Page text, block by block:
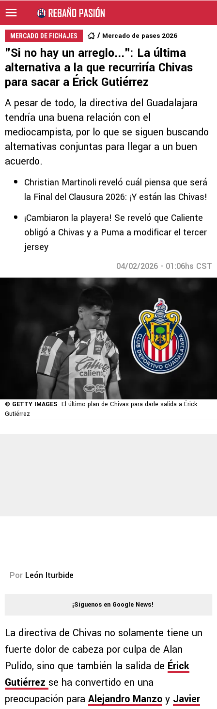
MERCADO DE FICHAJES Mercado de pases 2026
"Si no hay un arreglo...": La última
alternativa a la que recurriría Chivas
para sacar a Érick Gutiérrez
A pesar de todo, la directiva del Guadalajara
tendría una buena relación con el
mediocampista, por lo que se siguen buscando
alternativas conjuntas para llegar a un buen
acuerdo.
Christian Martinoli reveló cuál piensa que será
la Final del Clausura 2026: ¡Y están las Chivas!
¡Cambiaron la playera! Se reveló que Caliente
obligó a Chivas y a Puma a modificar el tercer
jersey
04/02/2026 - 01:06hs CST
© GETTY IMAGES El último plan de Chivas para darle salida a Érick
Gutiérrez
Por León Iturbide
¡Síguenos en Google News!
La directiva de Chivas no solamente tiene un
fuerte dolor de cabeza por culpa de Alan
Pulido, sino que también la salida de Érick
Gutiérrez se ha convertido en una
preocupación para Alejandro Manzo y Javier